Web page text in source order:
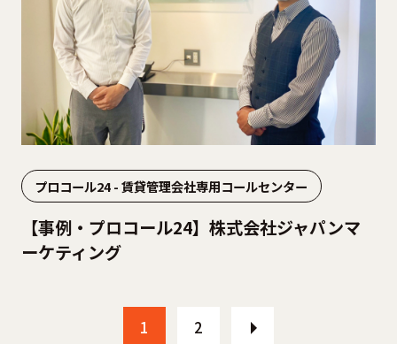
プロコール24 - 賃貸管理会社専用コールセンター
【事例・プロコール24】株式会社ジャパンマ
ーケティング
1 2